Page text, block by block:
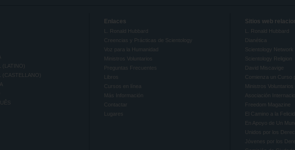
(LATINO)
(CASTELLANO)
Enlaces
L. Ronald Hubbard
Creencias y Prácticas de Scientology
Voz para la Humanidad
Ministros Voluntarios
Preguntas Frecuentes
Libros
Cursos en línea
Más Información
Contactar
Lugares
Sitios web
L. Ronald Hubbard
Dianética
Scientology Network
Scientology Religion
David Miscavige
Comienza un Curso
Ministros
Asociación
Freedom Magazine
El Camino a la
En Apoyo de Un
Unidos por los
Jóvenes por los